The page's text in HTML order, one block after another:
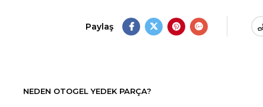
Paylaş
NEDEN OTOGEL YEDEK PARÇA?